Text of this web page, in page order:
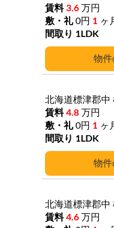
3.6 万円
0円 1 ヶ
1LDK
北海道標津郡中
4.8 万円
0円 1 ヶ
1LDK
北海道標津郡中
4.6 万円